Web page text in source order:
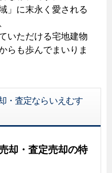
」に末永く愛される
いただける宅地建物
らも歩んでまいりま
・査定ならいえむす
却・査定売却の特